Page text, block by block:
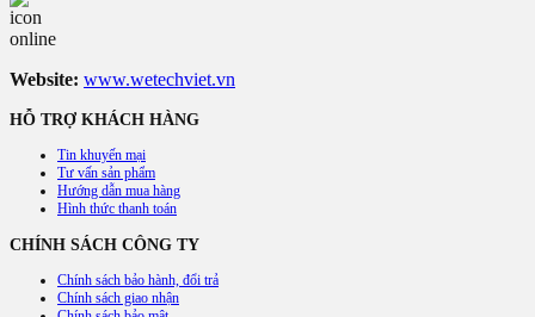
Website: www.wetechviet.vn
HỖ TRỢ KHÁCH HÀNG
Tin khuyến mại
Tư vấn sản phẩm
Hướng dẫn mua hàng
Hình thức thanh toán
CHÍNH SÁCH CÔNG TY
Chính sách bảo hành, đổi trả
Chính sách giao nhận